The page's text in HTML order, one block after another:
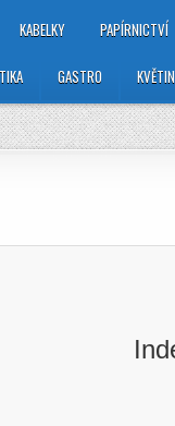
KABELKY PAPÍRNICTVÍ
GASTRO